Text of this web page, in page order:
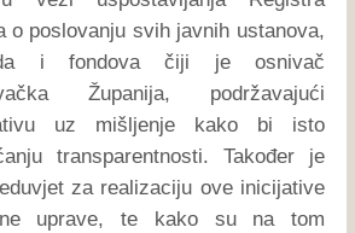
o poslovanju svih javnih ustanova,
i fondova čiji je osnivač
Županija, podržavajući
uz mišljenje kako bi isto
transparentnosti. Također je
za realizaciju ove inicijative
uprave, te kako su na tom